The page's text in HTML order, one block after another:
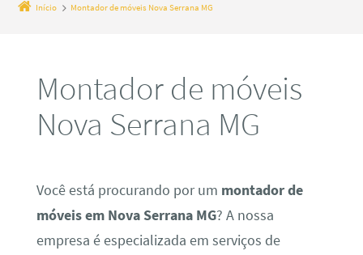
Início Montador de móveis Nova Serrana MG
Montador de móveis
Nova Serrana MG
Você está procurando por um montador de
móveis em Nova Serrana MG? A nossa
empresa é especializada em serviços de